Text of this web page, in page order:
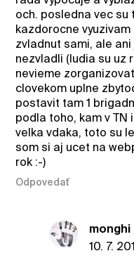
och. posledna vec su
kazdorocne
zvladnut sami, ale
nezvladli (ludia su uz
nevieme
clovekom uplne
postavit tam 1
podla toho, kam v TN
velka vdaka, toto su
som si aj ucet na
rok :-)
Odpovedať
monghi
10. 7.